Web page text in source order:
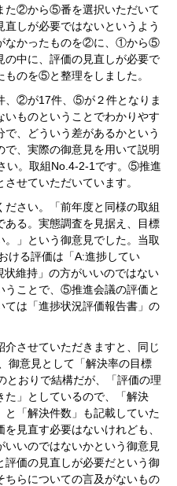
た②から⑤番を選択いただいて
しが必要ではないというよう
なかったものを②に、①から⑤
の中に、評価の見直しが必要で
のを⑤と整理をしました。
、②が17件、⑤が２件となりま
ものということでわかりやす
、どういう差があるかという
、実際の御意見を用いて説明
い。取組No.4‐2‐1です。⑤推進
せていただいています。
さい。「前年度と同様の取組
ある。実態調査を見据え、目標
。」という御意見でした。当取
ける評価は「A:進捗してい
維持」の方がいいのではない
うことで、⑤推進会議の評価と
は「進捗状況評価報告書」の
させていただきますと、同じ
御意見として「解決率の目標
とおりで結構だが、「評価の理
た」としているので、「解決
「解決件数」も記載していた
見直す必要はないけれども、
いのではないかという御意見
価の見直しが必要だという御
らについての言及がないもの